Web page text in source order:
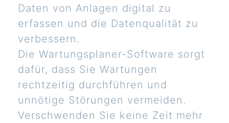
Daten von Anlagen digital zu
erfassen und die Datenqualität zu
verbessern.
Die Wartungsplaner-Software sorgt
dafür, dass Sie Wartungen
rechtzeitig durchführen und
unnötige Störungen vermeiden.
Verschwenden Sie keine Zeit mehr